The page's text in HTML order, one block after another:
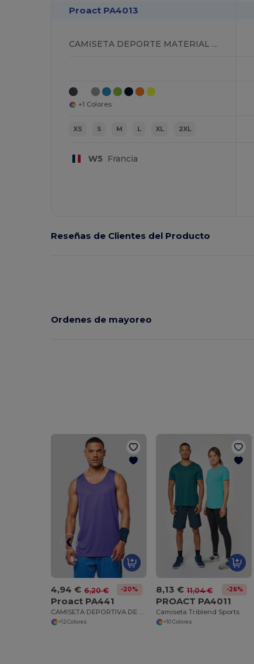
Proact PA4013
CAMISETA DEPORTE MATERIAL RECICLADO MUJER
+1 Colores
XS S M L XL 2XL
W5 Francia
Reseñas de Clientes del Producto
Ordenes de mayoreo
4,94 € 6,20 € -20%
Proact PA441
CAMISETA DEPORTIVA DE TIRANTES
+12 Colores
8,13 € 11,04 € -26%
PROACT PA4011
Camiseta Triblend Sports
+10 Colores